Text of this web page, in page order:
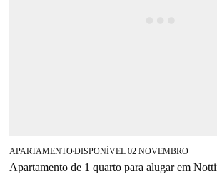
APARTAMENTO■DISPONÍVEL 02 NOVEMBRO
Apartamento de 1 quarto para alugar em